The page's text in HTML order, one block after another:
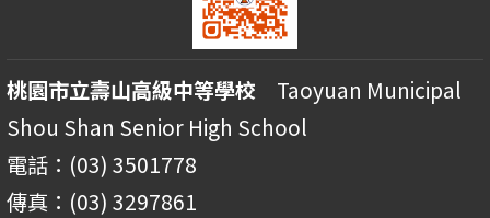
桃園市立壽山高級中等學校 Taoyuan Municipal
Shou Shan Senior High School
電話：(03) 3501778
傳真：(03) 3297861